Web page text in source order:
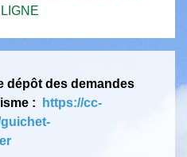
dépôt des demandes
:
https://cc-